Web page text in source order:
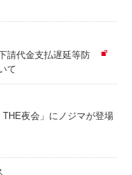
請代金支払遅延等防
て
夜会」にノジマが登場